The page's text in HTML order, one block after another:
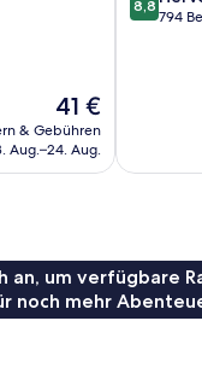
Der
Preis
beträgt
41 €
& Gebühren
Aug.–24. Aug.
von
8,8
794
an, um verfügbare
noch mehr